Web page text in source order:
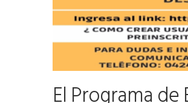
El Programa